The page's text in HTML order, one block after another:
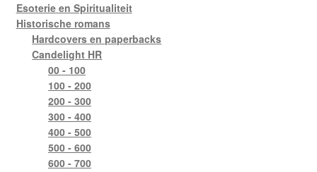
Esoterie en Spiritualiteit
Historische romans
Hardcovers en paperbacks
Candelight HR
00 - 100
100 - 200
200 - 300
300 - 400
400 - 500
500 - 600
600 - 700